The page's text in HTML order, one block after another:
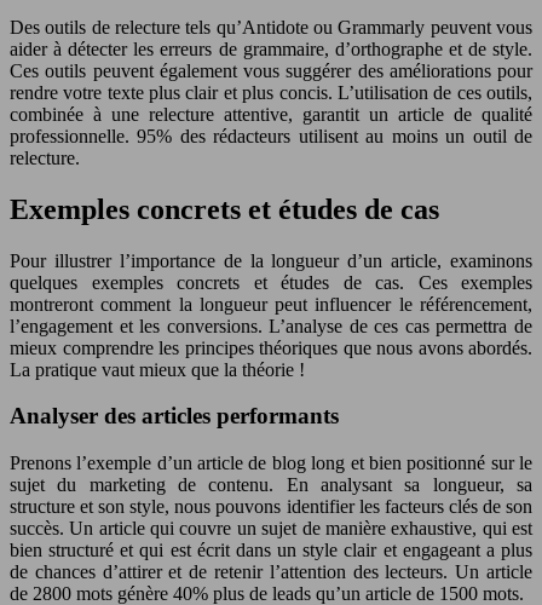
Des outils de relecture tels qu’Antidote ou Grammarly peuvent vous
aider à détecter les erreurs de grammaire, d’orthographe et de style.
Ces outils peuvent également vous suggérer des améliorations pour
rendre votre texte plus clair et plus concis. L’utilisation de ces outils,
combinée à une relecture attentive, garantit un article de qualité
professionnelle. 95% des rédacteurs utilisent au moins un outil de
relecture.
Exemples concrets et études de cas
Pour illustrer l’importance de la longueur d’un article, examinons
quelques exemples concrets et études de cas. Ces exemples
montreront comment la longueur peut influencer le référencement,
l’engagement et les conversions. L’analyse de ces cas permettra de
mieux comprendre les principes théoriques que nous avons abordés.
La pratique vaut mieux que la théorie !
Analyser des articles performants
Prenons l’exemple d’un article de blog long et bien positionné sur le
sujet du marketing de contenu. En analysant sa longueur, sa
structure et son style, nous pouvons identifier les facteurs clés de son
succès. Un article qui couvre un sujet de manière exhaustive, qui est
bien structuré et qui est écrit dans un style clair et engageant a plus
de chances d’attirer et de retenir l’attention des lecteurs. Un article
de 2800 mots génère 40% plus de leads qu’un article de 1500 mots.